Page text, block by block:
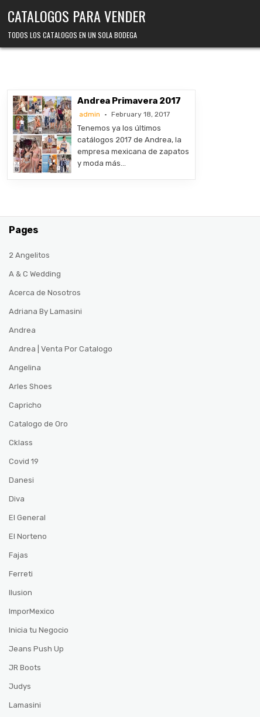
CATALOGOS PARA VENDER
TODOS LOS CATALOGOS EN UN SOLA BODEGA
Andrea Primavera 2017
admin February 18, 2017
Tenemos ya los últimos
catálogos 2017 de Andrea, la
empresa mexicana de zapatos
y moda más…
Pages
2 Angelitos
A & C Wedding
Acerca de Nosotros
Adriana By Lamasini
Andrea
Andrea | Venta Por Catalogo
Angelina
Arles Shoes
Capricho
Catalogo de Oro
Cklass
Covid 19
Danesi
Diva
El General
El Norteno
Fajas
Ferreti
Ilusion
ImporMexico
Inicia tu Negocio
Jeans Push Up
JR Boots
Judys
Lamasini